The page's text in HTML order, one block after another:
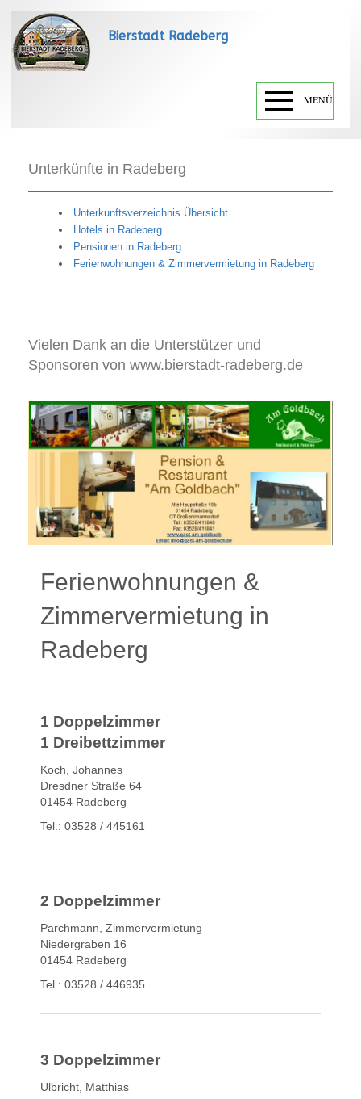
Bierstadt Radeberg
MENÜ
Unterkünfte in Radeberg
Unterkunftsverzeichnis Übersicht
Hotels in Radeberg
Pensionen in Radeberg
Ferienwohnungen & Zimmervermietung in Radeberg
Vielen Dank an die Unterstützer und
Sponsoren von www.bierstadt-radeberg.de
Ferienwohnungen &
Zimmervermietung in
Radeberg
1 Doppelzimmer
1 Dreibettzimmer
Koch, Johannes
Dresdner Straße 64
01454 Radeberg
Tel.: 03528 / 445161
2 Doppelzimmer
Parchmann, Zimmervermietung
Niedergraben 16
01454 Radeberg
Tel.: 03528 / 446935
3 Doppelzimmer
Ulbricht, Matthias